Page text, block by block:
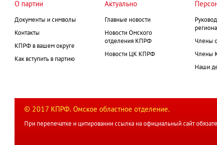
О партии
Документы и символы
Контакты
КПРФ в вашем округе
Как вступить в партию
Актуально
Главные новости
Новости Омского
отделения КПРФ
Новости ЦК КПРФ
Члены
Члены
Наши
© 2017 КПРФ. Омское областное отделение.
При перепечатке и цитировании ссылка на официальный сайт